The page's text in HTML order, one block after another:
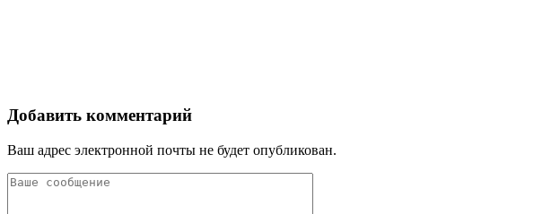
Добавить комментарий
Ваш адрес электронной почты не будет опубликован.